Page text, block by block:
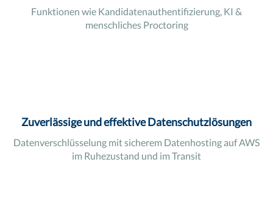
Funktionen wie Kandidatenauthentifizierung, KI &
menschliches Proctoring
Zuverlässige und effektive Datenschutzlösungen
Datenverschlüsselung mit sicherem Datenhosting auf AWS
im Ruhezustand und im Transit